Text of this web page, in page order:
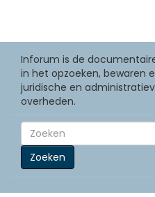
Inforum is de
in het opzoeken, bewaren
juridische en
overheden.
Zoeken